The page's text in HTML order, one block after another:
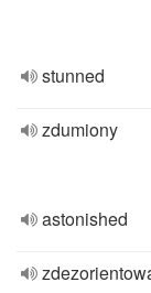
stunned
zdumiony
astonished